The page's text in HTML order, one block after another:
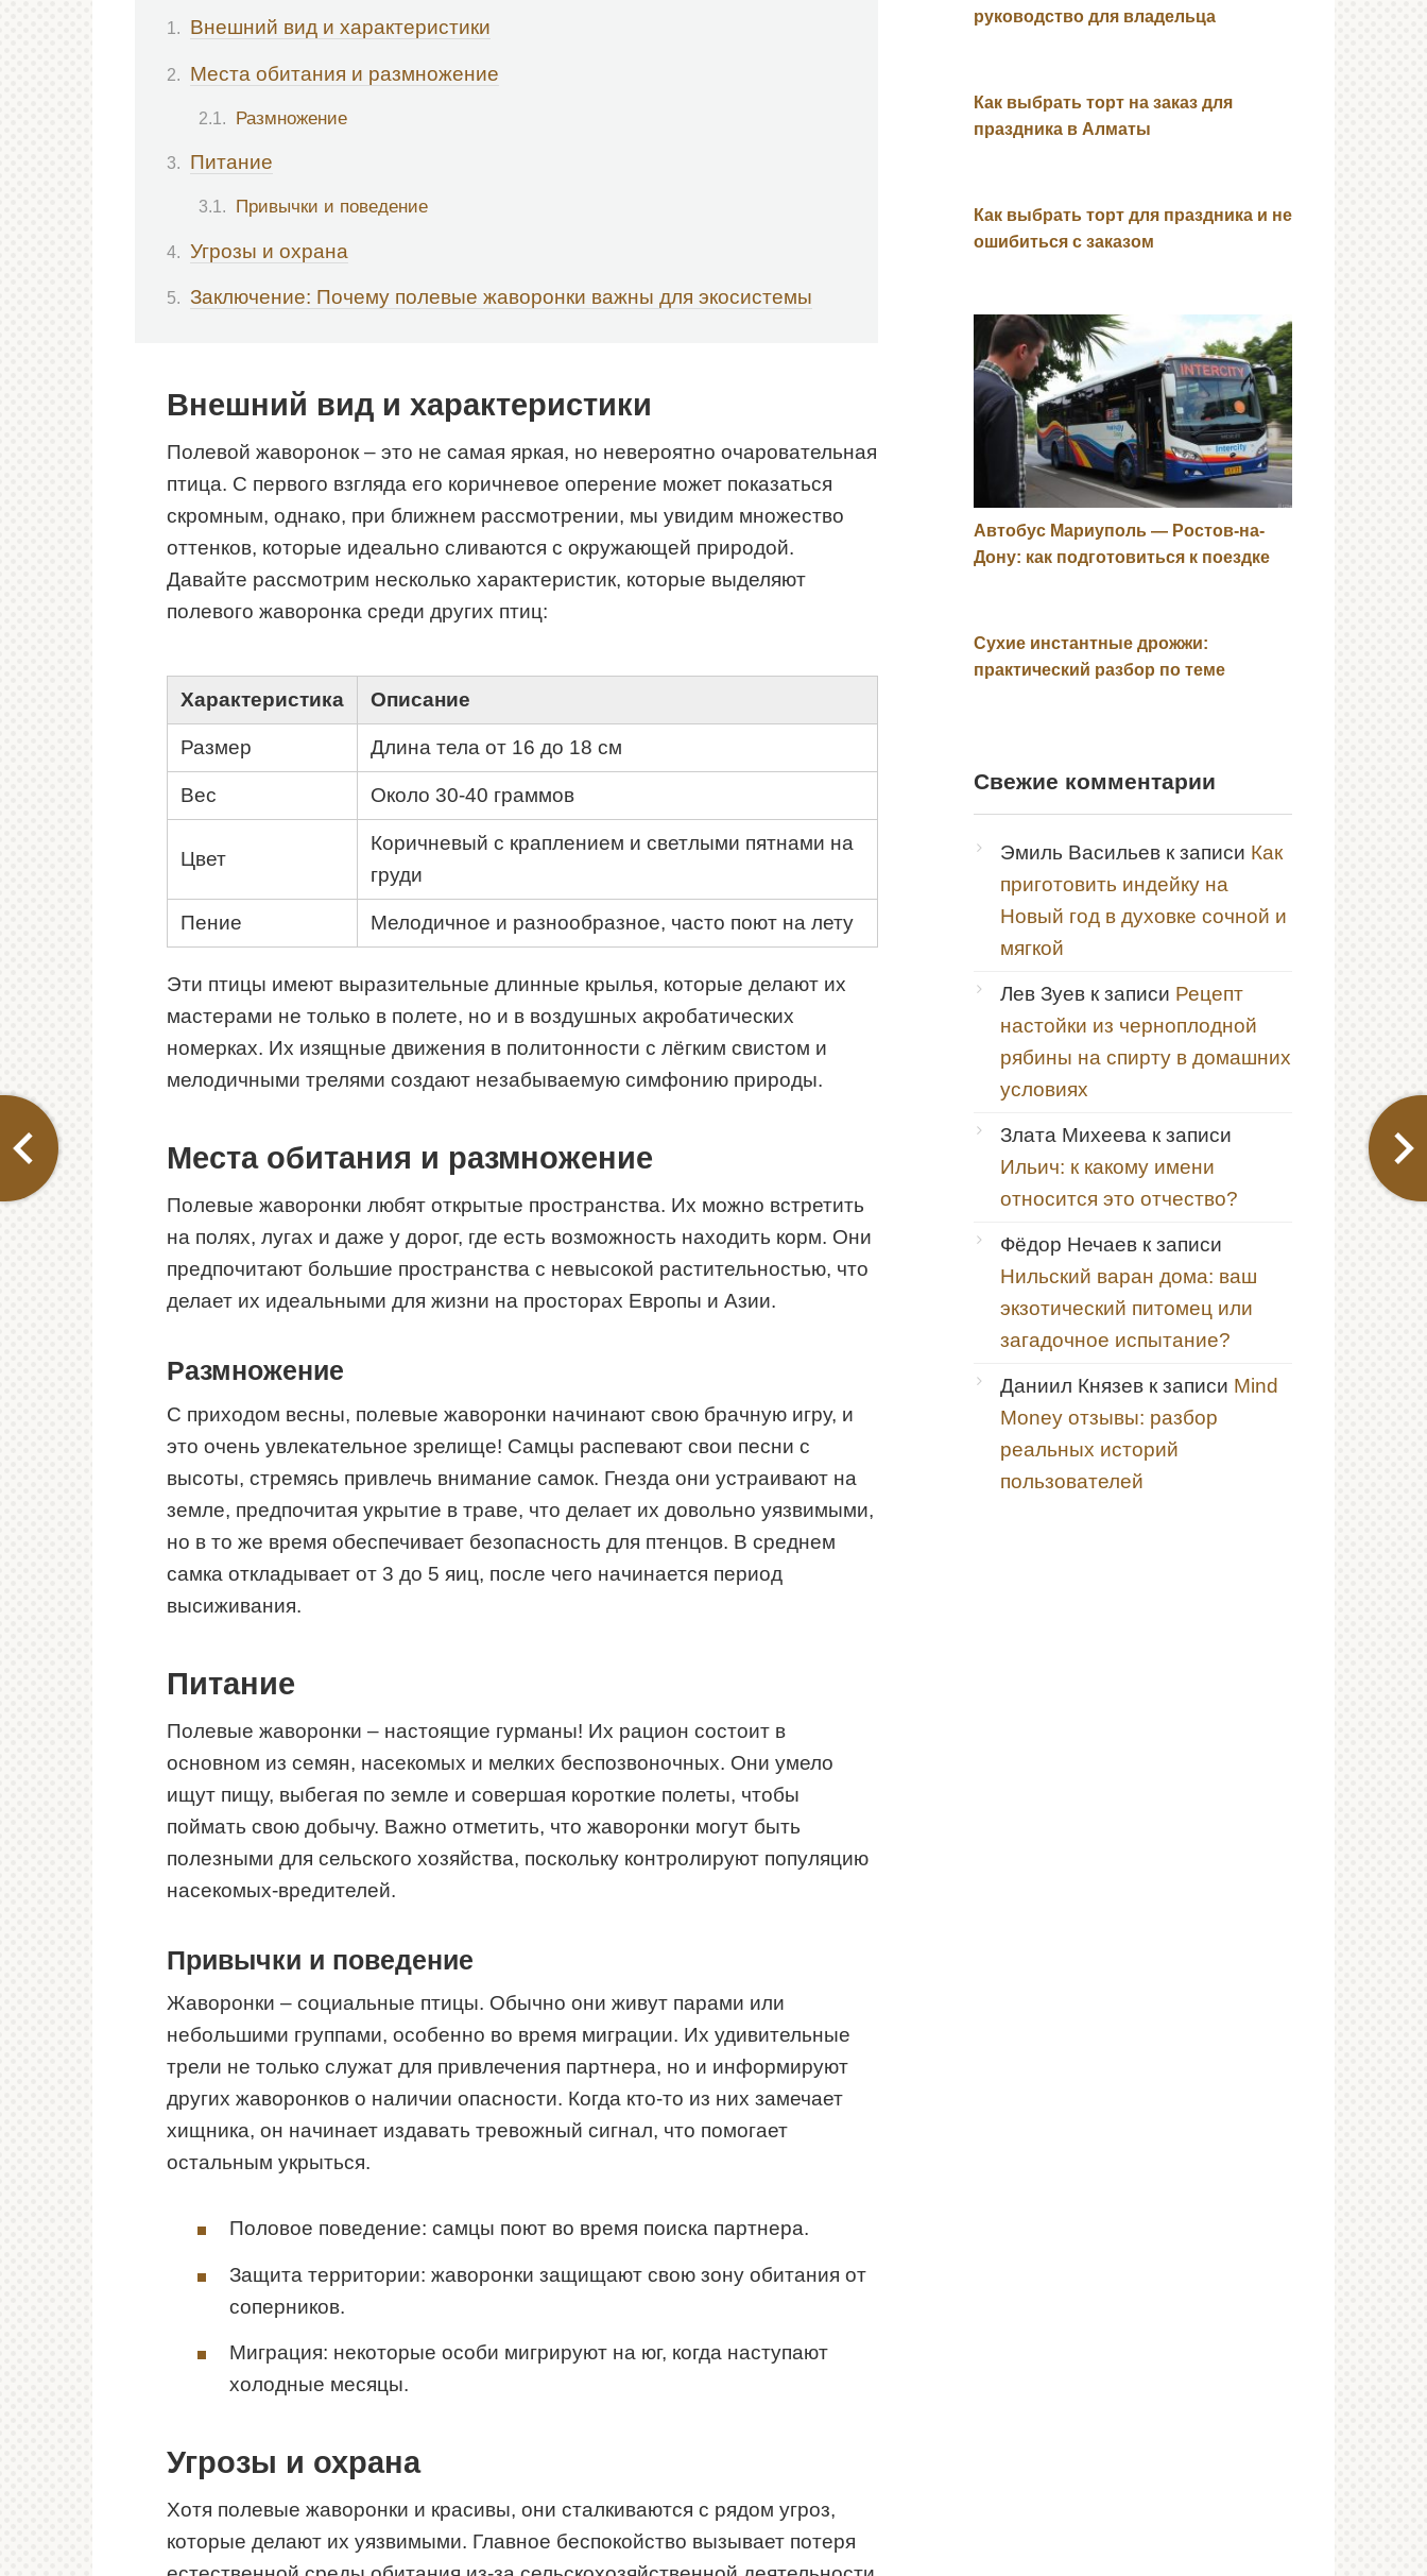
Внешний вид и характеристики
Места обитания и размножение
Размножение
Питание
Привычки и поведение
Угрозы и охрана
Заключение: Почему полевые жаворонки важны для экосистемы
Внешний вид и характеристики
Полевой жаворонок – это не самая яркая, но невероятно очаровательная
птица. С первого взгляда его коричневое оперение может показаться
скромным, однако, при ближнем рассмотрении, мы увидим множество
оттенков, которые идеально сливаются с окружающей природой.
Давайте рассмотрим несколько характеристик, которые выделяют
полевого жаворонка среди других птиц:
Характеристика Описание
Размер Длина тела от 16 до 18 см
Вес Около 30-40 граммов
Цвет
Коричневый с краплением и светлыми пятнами на
груди
Пение Мелодичное и разнообразное, часто поют на лету
Эти птицы имеют выразительные длинные крылья, которые делают их
мастерами не только в полете, но и в воздушных акробатических
номерках. Их изящные движения в политонности с лёгким свистом и
мелодичными трелями создают незабываемую симфонию природы.
Места обитания и размножение
Полевые жаворонки любят открытые пространства. Их можно встретить
на полях, лугах и даже у дорог, где есть возможность находить корм. Они
предпочитают большие пространства с невысокой растительностью, что
делает их идеальными для жизни на просторах Европы и Азии.
Размножение
С приходом весны, полевые жаворонки начинают свою брачную игру, и
это очень увлекательное зрелище! Самцы распевают свои песни с
высоты, стремясь привлечь внимание самок. Гнезда они устраивают на
земле, предпочитая укрытие в траве, что делает их довольно уязвимыми,
но в то же время обеспечивает безопасность для птенцов. В среднем
самка откладывает от 3 до 5 яиц, после чего начинается период
высиживания.
Питание
Полевые жаворонки – настоящие гурманы! Их рацион состоит в
основном из семян, насекомых и мелких беспозвоночных. Они умело
ищут пищу, выбегая по земле и совершая короткие полеты, чтобы
поймать свою добычу. Важно отметить, что жаворонки могут быть
полезными для сельского хозяйства, поскольку контролируют популяцию
насекомых-вредителей.
Привычки и поведение
Жаворонки – социальные птицы. Обычно они живут парами или
небольшими группами, особенно во время миграции. Их удивительные
трели не только служат для привлечения партнера, но и информируют
других жаворонков о наличии опасности. Когда кто-то из них замечает
хищника, он начинает издавать тревожный сигнал, что помогает
остальным укрыться.
Половое поведение: самцы поют во время поиска партнера.
Защита территории: жаворонки защищают свою зону обитания от
соперников.
Миграция: некоторые особи мигрируют на юг, когда наступают
холодные месяцы.
Угрозы и охрана
Хотя полевые жаворонки и красивы, они сталкиваются с рядом угроз,
которые делают их уязвимыми. Главное беспокойство вызывает потеря
руководство для владельца
Как выбрать торт на заказ для
праздника в Алматы
Как выбрать торт для праздника и не
ошибиться с заказом
Автобус Мариуполь — Ростов-на-
Дону: как подготовиться к поездке
Сухие инстантные дрожжи:
практический разбор по теме
Свежие комментарии
Эмиль Васильев к записи Как
приготовить индейку на
Новый год в духовке сочной и
мягкой
Лев Зуев к записи Рецепт
настойки из черноплодной
рябины на спирту в домашних
условиях
Злата Михеева к записи
Ильич: к какому имени
относится это отчество?
Фёдор Нечаев к записи
Нильский варан дома: ваш
экзотический питомец или
загадочное испытание?
Даниил Князев к записи Mind
Money отзывы: разбор
реальных историй
пользователей